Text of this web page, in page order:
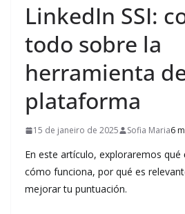
LinkedIn SSI:
todo sobre la
herramienta
plataforma
15 de janeiro de 2025 Sofia Maria6
En este artículo, exploraremos qué
cómo funciona, por qué es
mejorar tu puntuación.